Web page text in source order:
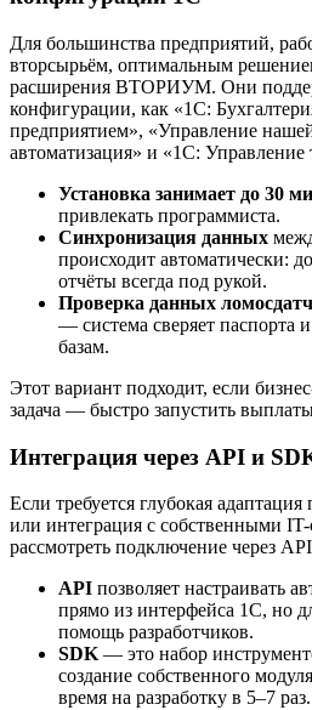
Для большинства предприятий,
вторсырьём, оптимальным
расширения ВТОРИУМ. Они
конфигурации, как «1С:
предприятием», «Управление
автоматизация» и «1С: Управление
Установка занимает до 30
привлекать программиста.
Синхронизация данных
происходит автоматически:
отчёты всегда под рукой.
Проверка данных
— система сверяет
базам.
Этот вариант подходит, если
задача — быстро запустить
Интеграция через API и
Если требуется глубокая
или интеграция с собственными
рассмотреть подключение через
API позволяет настраивать
прямо из интерфейса 1С, но
помощь разработчиков.
SDK— это набор
создание собственного
время на разработку в 5–7 раз.